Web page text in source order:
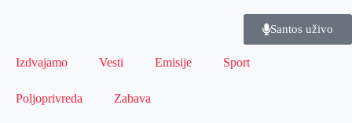
Santos uživo
Izdvajamo Vesti Emisije Sport
Poljoprivreda Zabava